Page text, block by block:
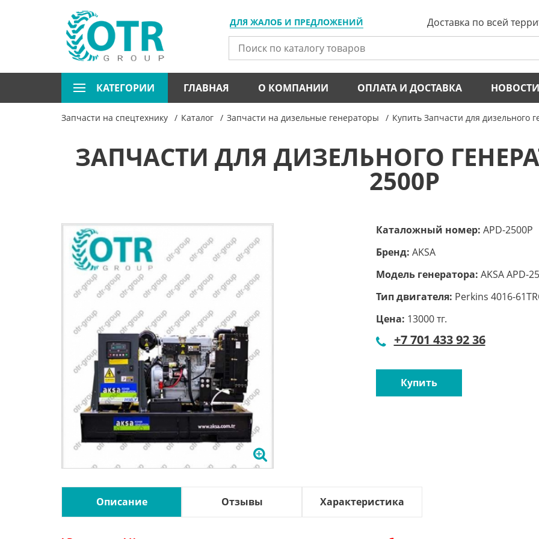
ДЛЯ ЖАЛОБ И ПРЕДЛОЖЕНИЙ Доставка по всей
КАТЕГОРИИ ГЛАВНАЯ О КОМПАНИИ ОПЛАТА И ДОСТАВКА НОВОСТИ
Запчасти на спецтехнику Каталог Запчасти на дизельные генераторы Купить Запчасти для дизельного
ЗАПЧАСТИ ДЛЯ ДИЗЕЛЬНОГО
2500P
Каталожный номер: APD-2500P
Бренд: AKSA
Модель генератора: AKSA APD-
Тип двигателя: Perkins 4016-
Цена: 13000 тг.
+7 701 433 92 36
Купить
Описание Отзывы Характеристика